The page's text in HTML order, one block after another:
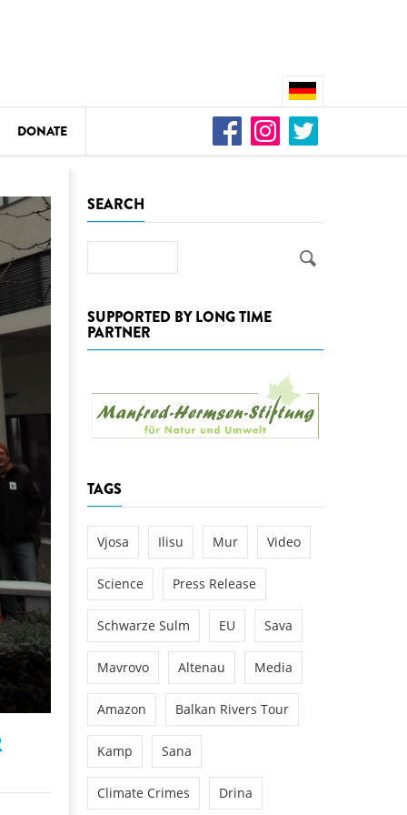
the Kamp:
of a new power
Kamp valley
DEDAMMING
Nature conservation
restoration of the Kamp Valley
DONATE
SEARCH
SUPPORTED BY LONG TIME
PARTNER
TAGS
Vjosa Ilisu Mur Video
Science Press Release
Schwarze Sulm EU Sava
Mavrovo Altenau Media
Amazon Balkan Rivers Tour
Kamp Sana
Climate Crimes Drina